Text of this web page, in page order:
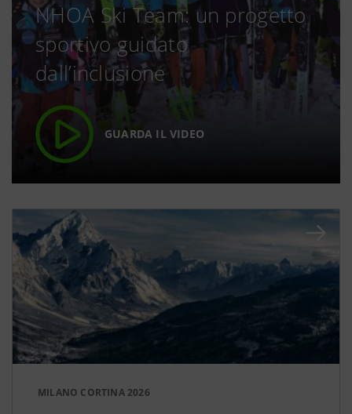
NHOA Ski Team: un progetto
sportivo guidato
dall’inclusione
GUARDA IL VIDEO
MILANO CORTINA 2026